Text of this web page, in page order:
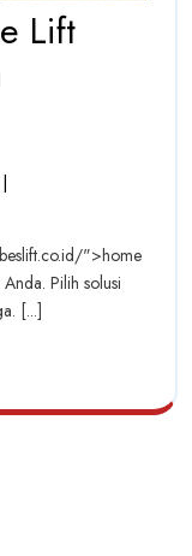
Lift
Home
Berbagai
|
Pilih solusi
[...]